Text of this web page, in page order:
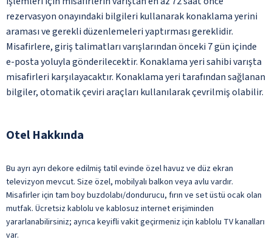
rezervasyon onayındaki bilgileri kullanarak konaklama yerini
araması ve gerekli düzenlemeleri yaptırması gereklidir.
Misafirlere, giriş talimatları varışlarından önceki 7 gün içinde
e-posta yoluyla gönderilecektir. Konaklama yeri sahibi varışta
misafirleri karşılayacaktır. Konaklama yeri tarafından sağlanan
bilgiler, otomatik çeviri araçları kullanılarak çevrilmiş olabilir.
Otel Hakkında
Bu ayrı ayrı dekore edilmiş tatil evinde özel havuz ve düz ekran
televizyon mevcut. Size özel, mobilyalı balkon veya avlu vardır.
Misafirler için tam boy buzdolabı/dondurucu, fırın ve set üstü ocak olan
mutfak. Ücretsiz kablolu ve kablosuz internet erişiminden
yararlanabilirsiniz; ayrıca keyifli vakit geçirmeniz için kablolu TV kanalları
var.